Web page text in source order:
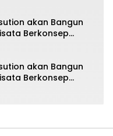
akan Bangun
Berkonsep
akan Bangun
Berkonsep